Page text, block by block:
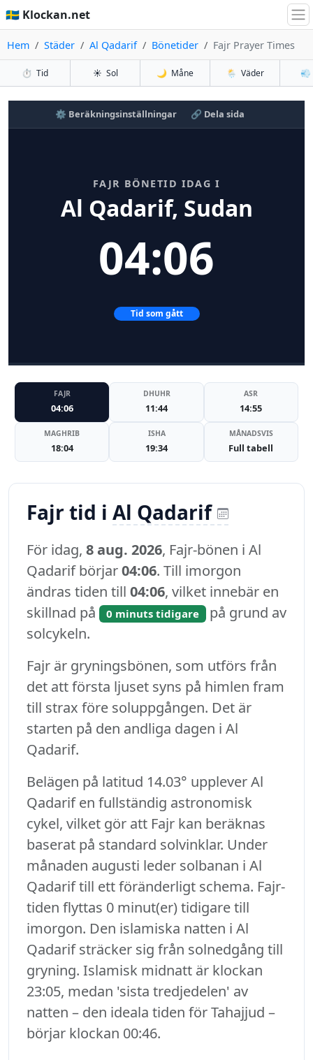
🇸🇪 Klockan.net
Hem Städer Al Qadarif Bönetider Fajr Prayer Times
⏱️ Tid ☀️ Sol 🌙 Måne 🌦️ Väder 💨
⚙️ Beräkningsinställningar 🔗 Dela sida
FAJR BÖNETID IDAG I
Al Qadarif, Sudan
04:06
Tid som gått
FAJR
04:06
DHUHR
11:44
ASR
14:55
MAGHRIB
18:04
ISHA
19:34
MÅNADSVIS
Full tabell
Fajr tid i Al Qadarif
För idag, 8 aug. 2026, Fajr-bönen i Al
Qadarif börjar04:06. Till imorgon
ändras tiden till 04:06, vilket innebär en
skillnad på
0 minuts tidigare på grund av
solcykeln.
Fajr är gryningsbönen, som utförs från
det att första ljuset syns på himlen fram
till strax före soluppgången. Det är
starten på den andliga dagen i Al
Qadarif.
Belägen på latitud 14.03° upplever Al
Qadarif en fullständig astronomisk
cykel, vilket gör att Fajr kan beräknas
baserat på standard solvinklar. Under
månaden augusti leder solbanan i Al
Qadarif till ett föränderligt schema. Fajr-
tiden flyttas 0 minut(er) tidigare till
imorgon. Den islamiska natten i Al
Qadarif sträcker sig från solnedgång till
gryning. Islamisk midnatt är klockan
23:05, medan 'sista tredjedelen' av
natten – den ideala tiden för Tahajjud –
börjar klockan 00:46.